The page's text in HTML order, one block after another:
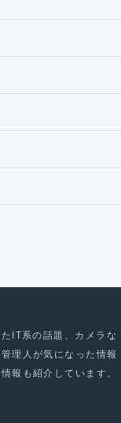
IT系の話題、カメラな
理人が気になった情報
報も紹介しています。